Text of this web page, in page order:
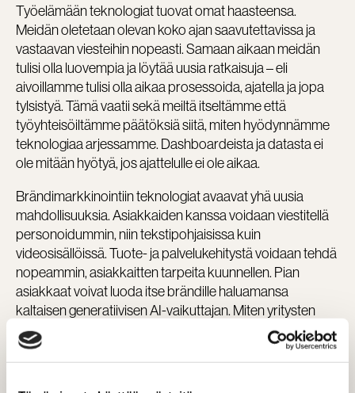
Työelämään teknologiat tuovat omat haasteensa.
Meidän oletetaan olevan koko ajan saavutettavissa ja
vastaavan viesteihin nopeasti. Samaan aikaan meidän
tulisi olla luovempia ja löytää uusia ratkaisuja – eli
aivoillamme tulisi olla aikaa prosessoida, ajatella ja jopa
tylsistyä. Tämä vaatii sekä meiltä itseltämme että
työyhteisöiltämme päätöksiä siitä, miten hyödynnämme
teknologiaa arjessamme. Dashboardeista ja datasta ei
ole mitään hyötyä, jos ajattelulle ei ole aikaa.
Brändimarkkinointiin teknologiat avaavat yhä uusia
mahdollisuuksia. Asiakkaiden kanssa voidaan viestitellä
personoidummin, niin tekstipohjaisissa kuin
videosisällöissä. Tuote- ja palvelukehitystä voidaan tehdä
nopeammin, asiakkaitten tarpeita kuunnellen. Pian
asiakkaat voivat luoda itse brändille haluamansa
kaltaisen generatiivisen AI-vaikuttajan. Miten yritysten
tulisi huomioida tämä kaikki palvelukehityksessään?